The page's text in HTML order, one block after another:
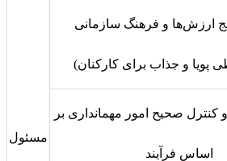
مسئول
ارزش‌ها و فرهنگ سازمانی
کنترل صحیح امور مهمانداری بر
اساس فرآیند